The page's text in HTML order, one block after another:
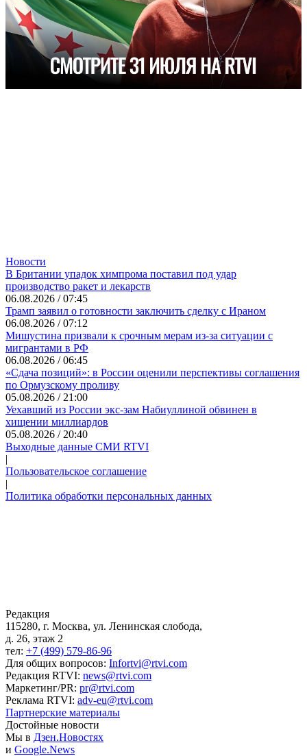
Новости
В Британии упадок химпрома поставил под удар
производство ракет и лекарств
06.08.2026 / 07:45
Трамп заявил о готовности заключить сделку с Ираном
06.08.2026 / 07:12
Мишустина призвали к срочным мерам из-за ситуации с
мигрантами в РФ
06.08.2026 / 06:45
«Сдача позиций»: в России оценили перспективы соглашения
по Ормузскому проливу
05.08.2026 / 21:00
Уехавший из России экс-зам Набиуллиной обвинен в
хищении миллиардов
05.08.2026 / 20:40
Выходные данные СМИ RTVI
|
Пользовательское соглашение
|
Политика обработки персональных данных
Редакция
115280, г. Москва, ул. Ленинская слобода,
д. 26, этаж 2
тел: +7 (499) 579-86-96
Для общих вопросов: Infortvi@rtvi.com
Редакция RTVI: news@rtvi.com
Маркетинг/PR: pr@rtvi.com
Реклама RTVI: adv-eu@rtvi.com
Партнерские материалы
Достойные новости
Мы в Дзен.Новостях
и Google.News